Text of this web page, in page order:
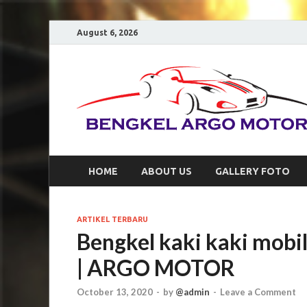
August 6, 2026
HOME ABOUT US GALLERY FOTO
ARTIKEL TERBARU
Bengkel kaki kaki
| ARGO MOTOR
October 13, 2020 - by @admin - Leave a Comment